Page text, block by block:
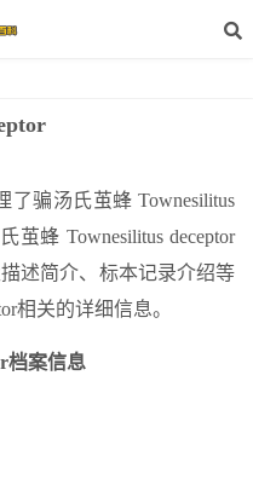
骗汤氏茧蜂 Townesilitus
茧蜂 Townesilitus deceptor
述简介、标本记录介绍等
相关的详细信息。
档案信息